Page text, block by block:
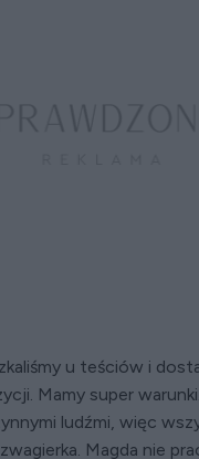
u teściów i
Mamy super
ludźmi, więc
Magda nie